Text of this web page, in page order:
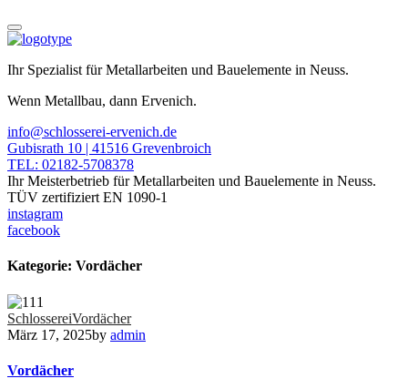
Ihr Spezialist für Metallarbeiten und Bauelemente in Neuss.
Wenn Metallbau, dann Ervenich.
info@schlosserei-ervenich.de
Gubisrath 10 | 41516 Grevenbroich
TEL: 02182-5708378
Ihr Meisterbetrieb für Metallarbeiten und Bauelemente in Neuss.
TÜV zertifiziert EN 1090-1
instagram
facebook
Kategorie: Vordächer
SchlossereiVordächer
März 17, 2025by admin
Vordächer